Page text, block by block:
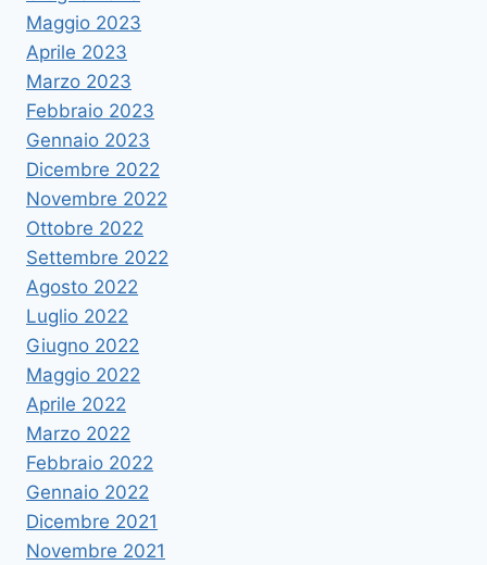
Maggio 2023
Aprile 2023
Marzo 2023
Febbraio 2023
Gennaio 2023
Dicembre 2022
Novembre 2022
Ottobre 2022
Settembre 2022
Agosto 2022
Luglio 2022
Giugno 2022
Maggio 2022
Aprile 2022
Marzo 2022
Febbraio 2022
Gennaio 2022
Dicembre 2021
Novembre 2021